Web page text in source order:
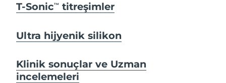
T-SonicTM titreşimler
Ultra hijyenik silikon
Klinik sonuçlar ve Uzman
incelemeleri